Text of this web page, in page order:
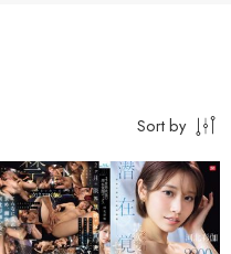
Sort by